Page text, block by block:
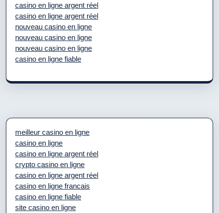
casino en ligne argent réel
casino en ligne argent réel
nouveau casino en ligne
nouveau casino en ligne
nouveau casino en ligne
casino en ligne fiable
meilleur casino en ligne
casino en ligne
casino en ligne argent réel
crypto casino en ligne
casino en ligne argent réel
casino en ligne francais
casino en ligne fiable
site casino en ligne